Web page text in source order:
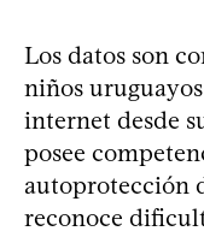
Los datos son
niños uruguayos
internet desde
posee
autoprotección
reconoce